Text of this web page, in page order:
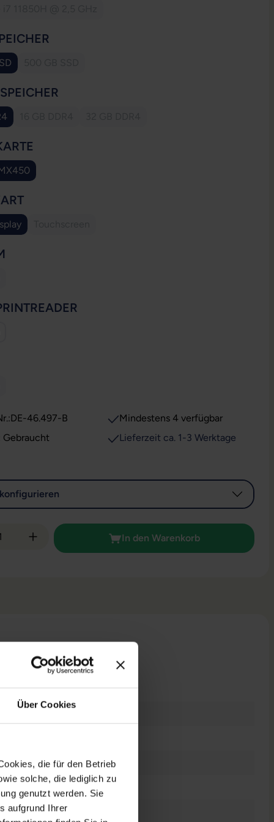
Über Cookies
die für den Betrieb
solche, die lediglich zu
genutzt werden. Sie
aufgrund Ihrer
AUSWÄHLEN
DE-46.497-B
Gebraucht
Mindestens 4 verfügbar
Lieferzeit ca. 1-3 Werktage
Anzahl: Gib den gewünschten Wert ein
In den Warenkorb
Zoll
x 1080 FHD
Display